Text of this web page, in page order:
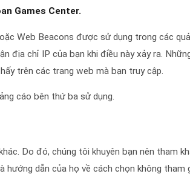
Games Center.
Web Beacons được sử dụng trong các
địa chỉ IP của bạn khi điều này xảy ra.
trên các trang web mà bạn truy cập.
cáo bên thứ ba sử dụng.
Do đó, chúng tôi khuyên bạn nên tham
dẫn của họ về cách chọn không tham